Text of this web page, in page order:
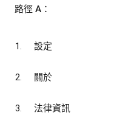
路徑 A：
設定
關於
法律資訊